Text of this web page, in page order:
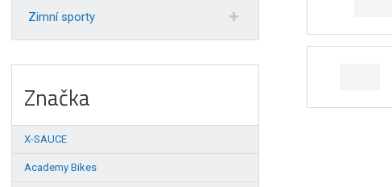
Zimní sporty
Značka
X-SAUCE
Academy Bikes